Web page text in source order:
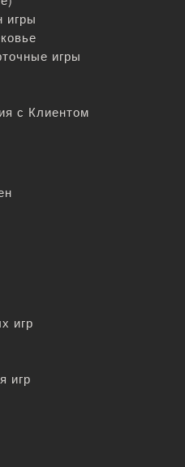
игры
игры
с Клиентом
игр
игр